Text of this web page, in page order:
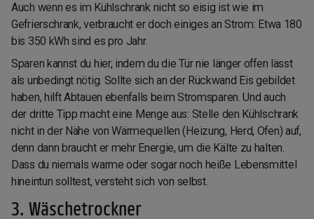
Auch wenn es im Kühlschrank nicht so eisig ist wie im
Gefrierschrank, verbraucht er doch einiges an Strom: Etwa 180
bis 350 kWh sind es pro Jahr.
Sparen kannst du hier, indem du die Tür nie länger offen lässt
als unbedingt nötig. Sollte sich an der Rückwand Eis gebildet
haben, hilft Abtauen ebenfalls beim Stromsparen. Und auch
der dritte Tipp macht eine Menge aus: Stelle den Kühlschrank
nicht in der Nähe von Wärmequellen (Heizung, Herd, Ofen) auf,
denn dann braucht er mehr Energie, um die Kälte zu halten.
Dass du niemals warme oder sogar noch heiße Lebensmittel
hineintun solltest, versteht sich von selbst.
3. Wäschetrockner